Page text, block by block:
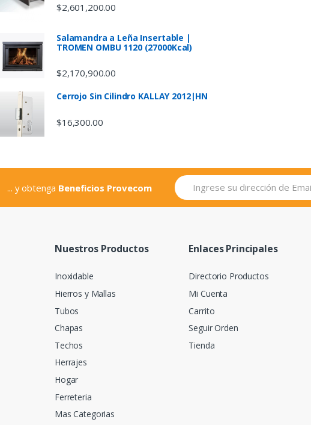
$2,601,200.00
Salamandra a Leña Insertable |
TROMEN OMBU 1120 (27000Kcal)
$2,170,900.00
Cerrojo Sin Cilindro KALLAY 2012|HN
$16,300.00
... y obtenga Beneficios Provecom
Nuestros Productos
Inoxidable
Hierros y Mallas
Tubos
Chapas
Techos
Herrajes
Hogar
Ferreteria
Mas Categorias
Enlaces Principales
Directorio Productos
Mi Cuenta
Carrito
Seguir Orden
Tienda